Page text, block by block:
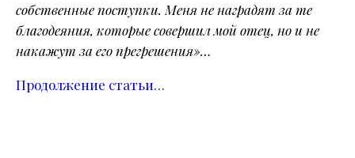
собственные поступки. Меня не наградят за те
благодеяния, которые совершил мой отец, но и не
накажут за его прегрешения»…
Продолжение статьи…